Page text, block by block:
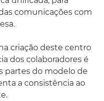
comunicações com
criação deste centro
dos colaboradores é
partes do modelo de
a consistência ao